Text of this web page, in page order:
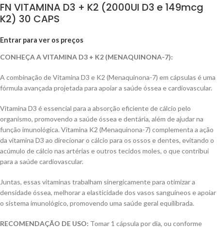
FN VITAMINA D3 + K2 (2000UI D3 e 149mcg
K2) 30 CAPS
Entrar para ver os preços
CONHEÇA A VITAMINA D3 + K2 (MENAQUINONA-7):
A combinação de Vitamina D3 e K2 (Menaquinona-7) em cápsulas é uma
fórmula avançada projetada para apoiar a saúde óssea e cardiovascular.
Vitamina D3 é essencial para a absorção eficiente de cálcio pelo
organismo, promovendo a saúde óssea e dentária, além de ajudar na
função imunológica. Vitamina K2 (Menaquinona-7) complementa a ação
da vitamina D3 ao direcionar o cálcio para os ossos e dentes, evitando o
acúmulo de cálcio nas artérias e outros tecidos moles, o que contribui
para a saúde cardiovascular.
Juntas, essas vitaminas trabalham sinergicamente para otimizar a
densidade óssea, melhorar a elasticidade dos vasos sanguíneos e apoiar
o sistema imunológico, promovendo uma saúde geral equilibrada.
RECOMENDAÇÃO DE USO: Tomar 1 cápsula por dia, ou conforme